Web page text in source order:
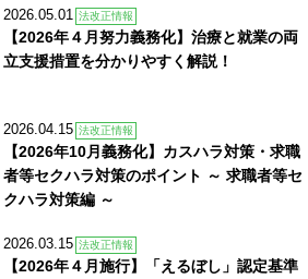
2026.05.01 法改正情報
【2026年４月努力義務化】治療と就業の両
立支援措置を分かりやすく解説！
2026.04.15 法改正情報
【2026年10月義務化】カスハラ対策・求職
者等セクハラ対策のポイント ～ 求職者等セ
クハラ対策編 ～
2026.03.15 法改正情報
【2026年４月施行】「えるぼし」認定基準